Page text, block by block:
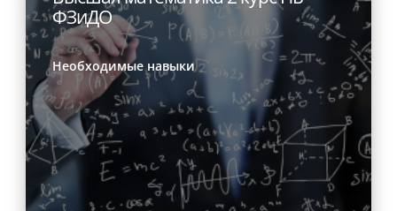
ФЗиДО
Необходимые навыки